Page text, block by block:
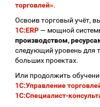
торговлей».
Освоив торговый учёт,
1С:ERP — мощной
производством,
следующий уровень для
больших проектах.
Или продолжить
1С:Управление
1С:Специалист-